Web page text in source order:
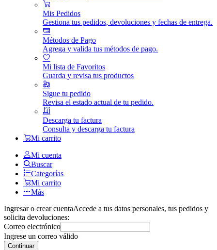
Mis Pedidos
Gestiona tus pedidos, devoluciones y fechas de entrega.
Métodos de Pago
Agrega y valida tus métodos de pago.
Mi lista de Favoritos
Guarda y revisa tus productos
Sigue tu pedido
Revisa el estado actual de tu pedido.
Descarga tu factura
Consulta y descarga tu factura
Mi carrito
Mi cuenta
Buscar
Categorías
Mi carrito
Más
Ingresar o crear cuentaAccede a tus datos personales, tus pedidos y
solicita devoluciones:
Correo electrónico
Ingrese un correo válido
Continuar